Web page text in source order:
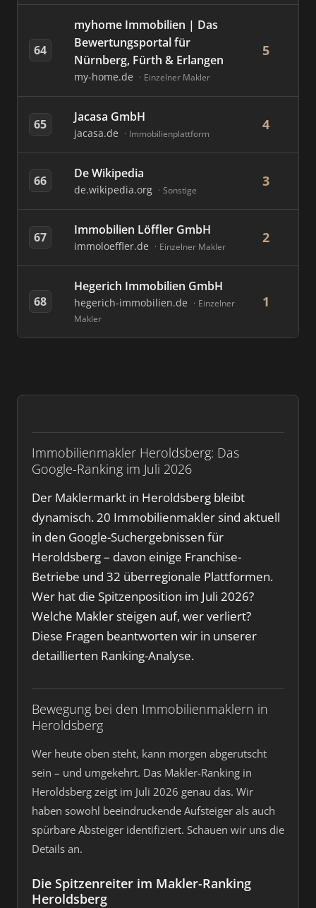
Immobilienmakler Heroldsberg: Das
Google-Ranking im Juli 2026
Der Maklermarkt in Heroldsberg bleibt
dynamisch. 20 Immobilienmakler sind aktuell
in den Google-Suchergebnissen für
Heroldsberg – davon einige Franchise-
Betriebe und 32 überregionale Plattformen.
Wer hat die Spitzenposition im Juli 2026?
Welche Makler steigen auf, wer verliert?
Diese Fragen beantworten wir in unserer
detaillierten Ranking-Analyse.
Bewegung bei den Immobilienmaklern in
Heroldsberg
Wer heute oben steht, kann morgen abgerutscht
sein – und umgekehrt. Das Makler-Ranking in
Heroldsberg zeigt im Juli 2026 genau das. Wir
haben sowohl beeindruckende Aufsteiger als auch
spürbare Absteiger identifiziert. Schauen wir uns die
Details an.
Die Spitzenreiter im Makler-Ranking
Heroldsberg
64
myhome Immobilien | Das
Bewertungsportal für
Nürnberg, Fürth & Erlangen
my-home.de Einzelner Makler
5
65 Jacasa GmbH
jacasa.de Immobilienplattform
4
66 De Wikipedia
de.wikipedia.org Sonstige
3
67 Immobilien Löffler GmbH
immoloeffler.de Einzelner Makler
2
68
Hegerich Immobilien GmbH
hegerich-immobilien.de
Einzelner
Makler
1